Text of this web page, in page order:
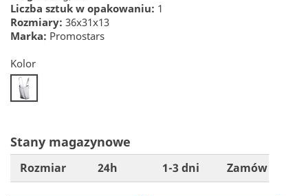
Liczba sztuk w opakowaniu: 1
Rozmiary: 36x31x13
Marka: Promostars
Kolor
50
Stany magazynowe
Rozmiar 24h 1-3 dni Zamów